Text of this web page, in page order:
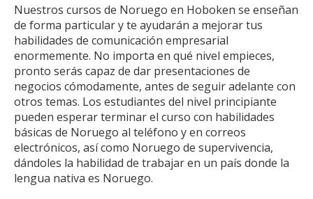
Nuestros cursos de Noruego en Hoboken se enseñan
de forma particular y te ayudarán a mejorar tus
habilidades de comunicación empresarial
enormemente. No importa en qué nivel empieces,
pronto serás capaz de dar presentaciones de
negocios cómodamente, antes de seguir adelante con
otros temas. Los estudiantes del nivel principiante
pueden esperar terminar el curso con habilidades
básicas de Noruego al teléfono y en correos
electrónicos, así como Noruego de supervivencia,
dándoles la habilidad de trabajar en un país donde la
lengua nativa es Noruego.